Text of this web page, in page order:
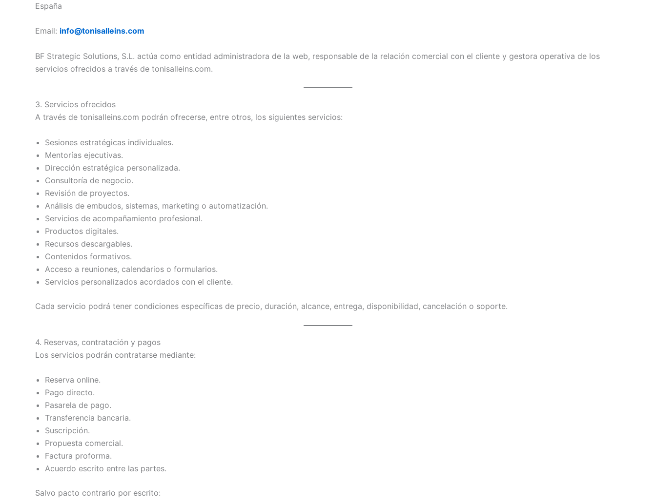
España
Email: info@tonisalleins.com
BF Strategic Solutions, S.L. actúa como entidad administradora de la web, responsable de la relación comercial con el cliente y gestora operativa de los
servicios ofrecidos a través de tonisalleins.com.
3. Servicios ofrecidos
A través de tonisalleins.com podrán ofrecerse, entre otros, los siguientes servicios:
Sesiones estratégicas individuales.
Mentorías ejecutivas.
Dirección estratégica personalizada.
Consultoría de negocio.
Revisión de proyectos.
Análisis de embudos, sistemas, marketing o automatización.
Servicios de acompañamiento profesional.
Productos digitales.
Recursos descargables.
Contenidos formativos.
Acceso a reuniones, calendarios o formularios.
Servicios personalizados acordados con el cliente.
Cada servicio podrá tener condiciones específicas de precio, duración, alcance, entrega, disponibilidad, cancelación o soporte.
4. Reservas, contratación y pagos
Los servicios podrán contratarse mediante:
Reserva online.
Pago directo.
Pasarela de pago.
Transferencia bancaria.
Suscripción.
Propuesta comercial.
Factura proforma.
Acuerdo escrito entre las partes.
Salvo pacto contrario por escrito: